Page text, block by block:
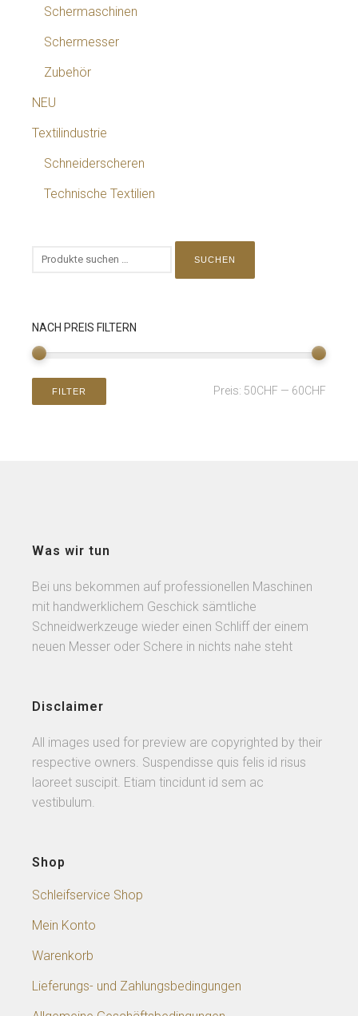
Schermaschinen
Schermesser
Zubehör
NEU
Textilindustrie
Schneiderscheren
Technische Textilien
SUCHEN
NACH PREIS FILTERN
FILTER Preis: 50CHF — 60CHF
Was wir tun
Bei uns bekommen auf professionellen Maschinen
mit handwerklichem Geschick sämtliche
Schneidwerkzeuge wieder einen Schliff der einem
neuen Messer oder Schere in nichts nahe steht
Disclaimer
All images used for preview are copyrighted by their
respective owners. Suspendisse quis felis id risus
laoreet suscipit. Etiam tincidunt id sem ac
vestibulum.
Shop
Schleifservice Shop
Mein Konto
Warenkorb
Lieferungs- und Zahlungsbedingungen